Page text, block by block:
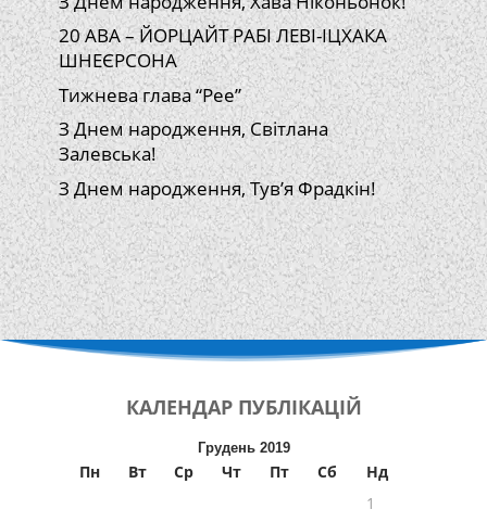
20 АВА – ЙОРЦАЙТ РАБІ ЛЕВІ-ІЦХАКА
ШНЕЄРСОНА
Тижнева глава “Рее”
З Днем народження, Світлана
Залевська!
З Днем народження, Тув’я Фрадкін!
КАЛЕНДАР ПУБЛІКАЦІЙ
Грудень 2019
Пн Вт Ср Чт Пт Сб
Нд
1